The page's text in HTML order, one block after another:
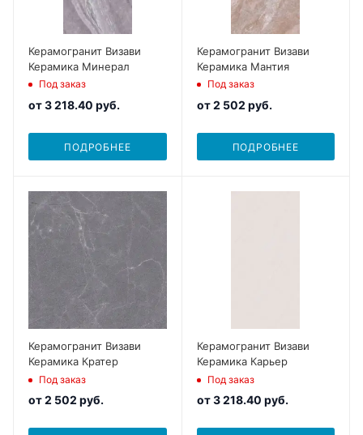
Керамогранит Визави
Керамика Минерал
Под заказ
от3 218.40 руб.
ПОДРОБНЕЕ
Керамогранит Визави
Керамика Мантия
Под заказ
от2 502 руб.
ПОДРОБНЕЕ
Керамогранит Визави
Керамика Кратер
Под заказ
от2 502 руб.
Керамогранит Визави
Керамика Карьер
Под заказ
от3 218.40 руб.